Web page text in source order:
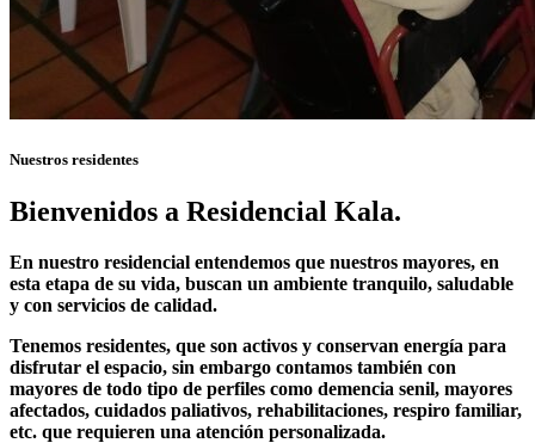
Nuestros residentes
Bienvenidos a Residencial Kala.
En nuestro residencial entendemos que nuestros mayores, en
esta etapa de su vida, buscan un ambiente tranquilo, saludable
y con servicios de calidad.
Tenemos residentes, que son activos y conservan energía para
disfrutar el espacio, sin embargo contamos también con
mayores de todo tipo de perfiles como demencia senil, mayores
afectados, cuidados paliativos, rehabilitaciones, respiro familiar,
etc. que requieren una atención personalizada.